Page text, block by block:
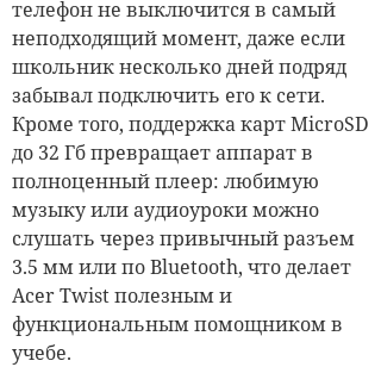
телефон не выключится в самый
неподходящий момент, даже если
школьник несколько дней подряд
забывал подключить его к сети.
Кроме того, поддержка карт MicroSD
до 32 Гб превращает аппарат в
полноценный плеер: любимую
музыку или аудиоуроки можно
слушать через привычный разъем
3.5 мм или по Bluetooth, что делает
Acer Twist полезным и
функциональным помощником в
учебе.